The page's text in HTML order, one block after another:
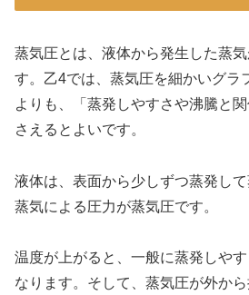
蒸気圧とは、液体から発生した蒸
す。乙4では、蒸気圧を細かいグラ
よりも、「蒸発しやすさや沸騰と
さえるとよいです。
液体は、表面から少しずつ蒸発し
蒸気による圧力が蒸気圧です。
温度が上がると、一般に蒸発しや
なります。そして、蒸気圧が外か